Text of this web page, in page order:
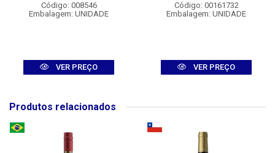
Código: 008546
Embalagem: UNIDADE
VER PREÇO
Código: 00161732
Embalagem: UNIDADE
VER PREÇO
Produtos relacionados